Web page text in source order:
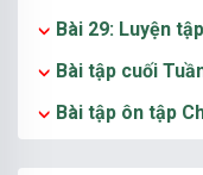
Bài 29: Luyện
Bài tập cuối
Bài tập ôn tập